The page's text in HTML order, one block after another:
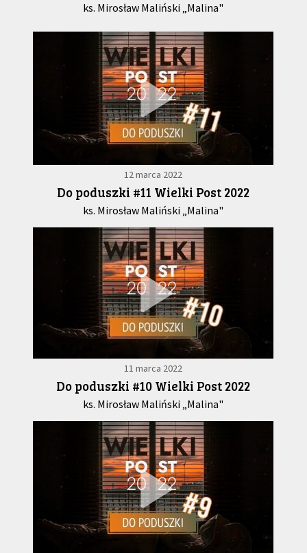
ks. Mirosław Maliński „Malina"
12 marca 2022
Do poduszki #11 Wielki Post 2022
ks. Mirosław Maliński „Malina"
11 marca 2022
Do poduszki #10 Wielki Post 2022
ks. Mirosław Maliński „Malina"